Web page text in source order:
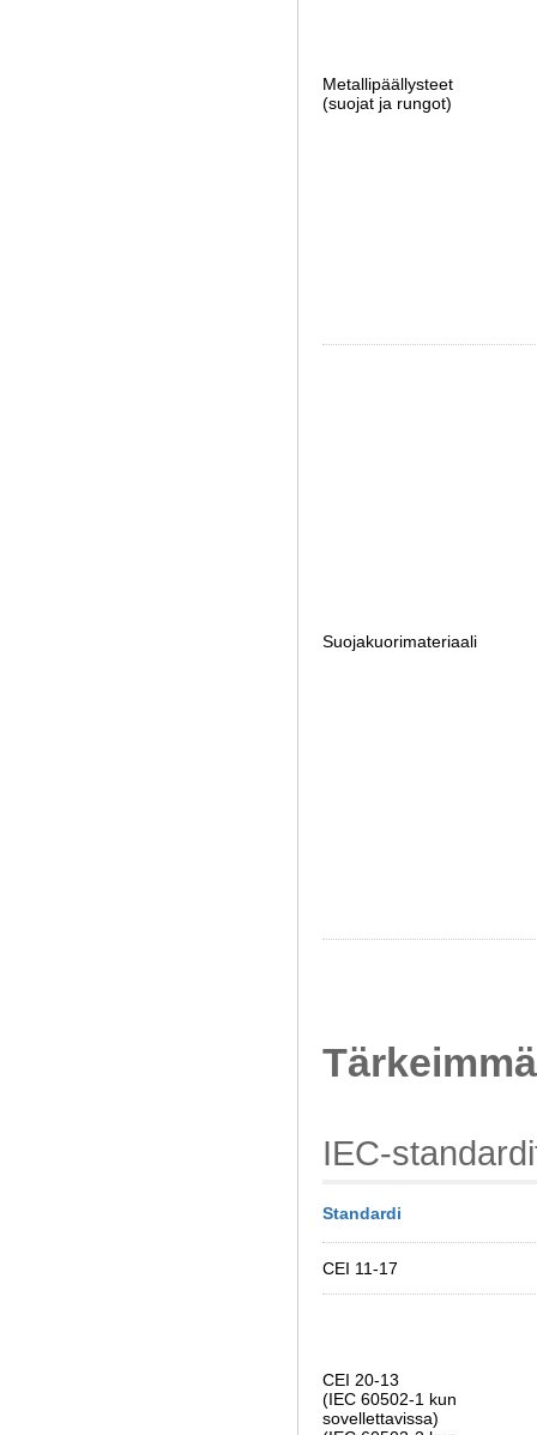
Metallipäällysteet
(suojat ja rungot)
Suojakuorimateriaali
IEC-
Standardi
CEI 11-17
CEI 20-13
(IEC 60502-1 kun
sovellettavissa)